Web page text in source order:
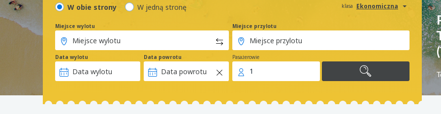
klasa Ekonomiczna
W obie strony W jedną stronę
Miejsce wylotu Miejsce przylotu
Data wylotu Data powrotu Pasażerowie
1